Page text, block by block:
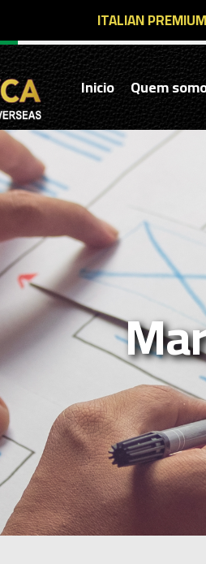
ITALIAN
Inicio Quem